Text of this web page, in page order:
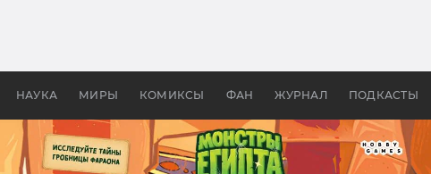
НАУКА МИРЫ КОМИКСЫ ФАН ЖУРНАЛ ПОДКАСТЫ
апокалипсис, в России —
бы «Властелина колец»